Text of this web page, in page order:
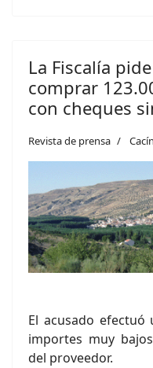
La Fiscalía
comprar
con cheques
Revista de prensa Cacín
El acusado
importes muy
del proveedor.